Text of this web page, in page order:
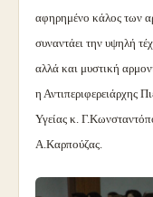
αφηρημένο κάλος των
συναντάει την υψηλή
αλλά και μυστική
η Αντιπεριφερειάρχης
Υγείας κ.
Α.Καρπούζας.